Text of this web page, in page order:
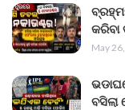
କରିବା
May